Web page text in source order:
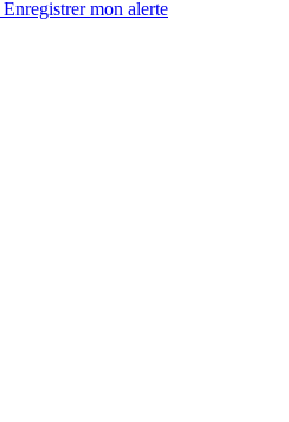
Enregistrermon alerte